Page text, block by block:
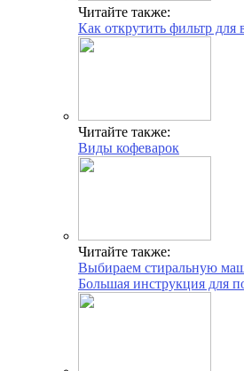
Читайте также:
Как открутить фильтр для
Читайте также:
Виды кофеварок
Читайте также:
Выбираем стиральную
Большая инструкция для